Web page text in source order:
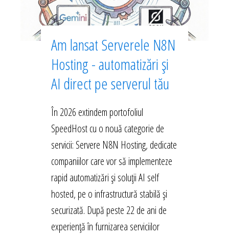
Am lansat Serverele N8N
Hosting - automatizări și
AI direct pe serverul tău
În 2026 extindem portofoliul
SpeedHost cu o nouă categorie de
servicii: Servere N8N Hosting, dedicate
companiilor care vor să implementeze
rapid automatizări și soluții AI self
hosted, pe o infrastructură stabilă și
securizată. După peste 22 de ani de
experiență în furnizarea serviciilor